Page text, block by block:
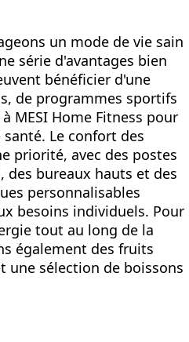
un mode de vie sain
série d'avantages bien
bénéficier d'une
de programmes sportifs
MESI Home Fitness pour
Le confort des
priorité, avec des postes
des bureaux hauts et des
personnalisables
besoins individuels. Pour
tout au long de la
également des fruits
une sélection de boissons